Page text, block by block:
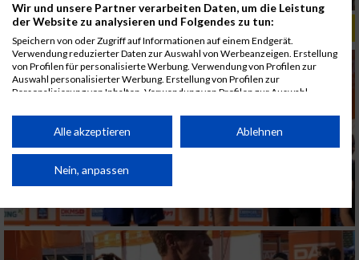
ALBUM B2RUN MÜNCHEN, B2RUN / 16.07.2019
Wir und unsere Partner verarbeiten Daten, um die Leistung
der Website zu analysieren und Folgendes zu tun:
Speichern von oder Zugriff auf Informationen auf einem Endgerät.
Verwendung reduzierter Daten zur Auswahl von Werbeanzeigen. Erstellung
von Profilen für personalisierte Werbung. Verwendung von Profilen zur
Auswahl personalisierter Werbung. Erstellung von Profilen zur
Personalisierung von Inhalten. Verwendung von Profilen zur Auswahl
Performance von Inhalten. Analyse von Zielgruppen durch Statistiken oder
Kombinationen von Daten aus verschiedenen Quellen. Entwicklung und
von Inhalten.
Daten können außerhalb der Europäischen Union weitergegeben und in die
Website/App.
Partnerliste anzeigen (1 IAB-Anbieter)
Alle akzeptieren Ablehnen
Nein, anpassen